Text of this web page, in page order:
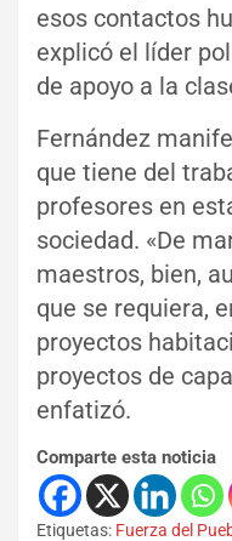
esos contactos
explicó el líder
de apoyo a la
Fernández
que tiene del
profesores en
sociedad. «De
maestros, bien,
que se requiera,
proyectos
proyectos de
enfatizó.
Comparte esta noticia
Etiquetas: Fuerza del